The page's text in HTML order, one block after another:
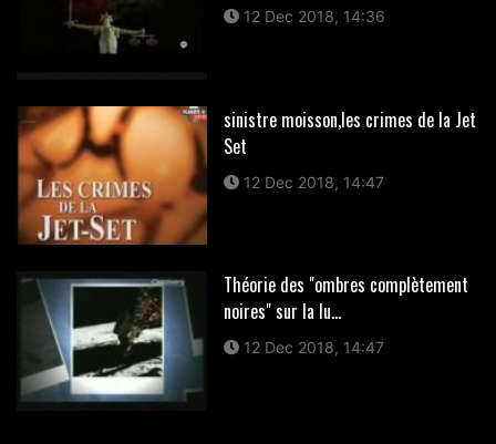
12 Dec 2018, 14:36
sinistre moisson,les crimes de la Jet
Set
12 Dec 2018, 14:47
Théorie des "ombres complètement
noires" sur la lu...
12 Dec 2018, 14:47